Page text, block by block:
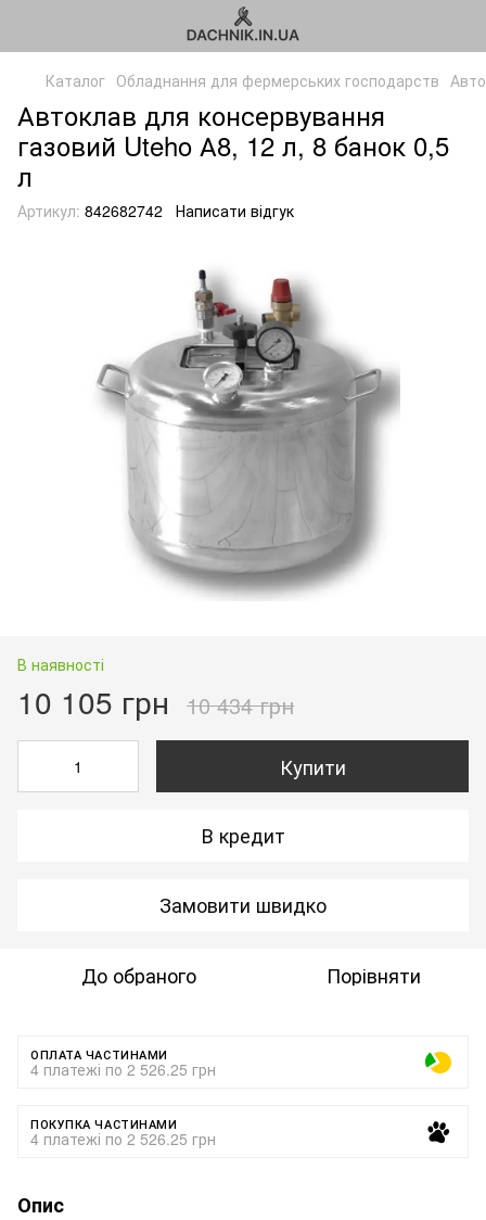
Каталог Обладнання для фермерських господарств
Автоклав для консервування
газовий Uteho А8, 12 л, 8 банок 0,5
л
Артикул: 842682742 Написати відгук
В наявності
10 105 грн 10 434 грн
Купити
В кредит
Замовити швидко
До обраного Порівняти
ОПЛАТА ЧАСТИНАМИ
4 платежі по 2 526.25 грн
ПОКУПКА ЧАСТИНАМИ
4 платежі по 2 526.25 грн
Опис